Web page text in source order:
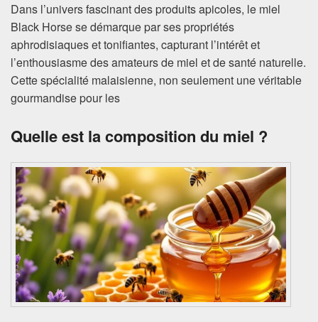
Dans l’univers fascinant des produits apicoles, le miel
Black Horse se démarque par ses propriétés
aphrodisiaques et tonifiantes, capturant l’intérêt et
l’enthousiasme des amateurs de miel et de santé naturelle.
Cette spécialité malaisienne, non seulement une véritable
gourmandise pour les
Quelle est la composition du miel ?